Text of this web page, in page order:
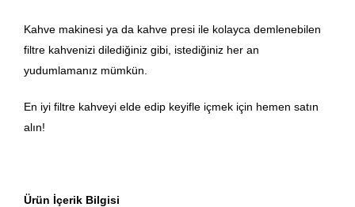
Kahve makinesi ya da kahve presi ile kolayca demlenebilen
filtre kahvenizi dilediğiniz gibi, istediğiniz her an
yudumlamanız mümkün.
En iyi filtre kahveyi elde edip keyifle içmek için hemen satın
alın!
Ürün İçerik Bilgisi